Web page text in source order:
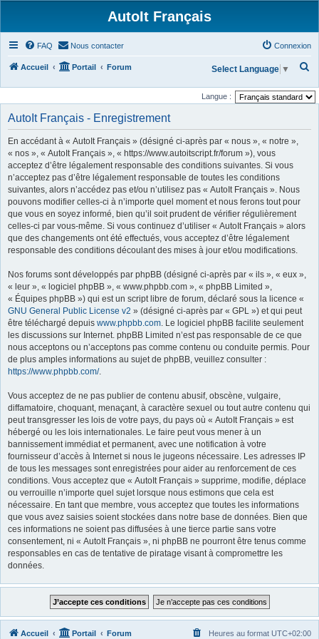
AutoIt Français
FAQ Nous contacter Connexion
Accueil Portail Forum
c
Select Language ▼
Langue :
AutoIt Français - Enregistrement
En accédant à « AutoIt Français » (désigné ci-après par « nous », « notre »,
« nos », « AutoIt Français », « https://www.autoitscript.fr/forum »), vous
acceptez d’être légalement responsable des conditions suivantes. Si vous
n’acceptez pas d’être légalement responsable de toutes les conditions
suivantes, alors n’accédez pas et/ou n’utilisez pas « AutoIt Français ». Nous
pouvons modifier celles-ci à n’importe quel moment et nous ferons tout pour
que vous en soyez informé, bien qu’il soit prudent de vérifier régulièrement
celles-ci par vous-même. Si vous continuez d’utiliser « AutoIt Français » alors
que des changements ont été effectués, vous acceptez d’être légalement
responsable des conditions découlant des mises à jour et/ou modifications.
Nos forums sont développés par phpBB (désigné ci-après par « ils », « eux »,
« leur », « logiciel phpBB », « www.phpbb.com », « phpBB Limited »,
« Équipes phpBB ») qui est un script libre de forum, déclaré sous la licence «
GNU General Public License v2 » (désigné ci-après par « GPL ») et qui peut
être téléchargé depuis www.phpbb.com. Le logiciel phpBB facilite seulement
les discussions sur Internet. phpBB Limited n’est pas responsable de ce que
nous acceptons ou n’acceptons pas comme contenu ou conduite permis. Pour
de plus amples informations au sujet de phpBB, veuillez consulter :
https://www.phpbb.com/.
Vous acceptez de ne pas publier de contenu abusif, obscène, vulgaire,
diffamatoire, choquant, menaçant, à caractère sexuel ou tout autre contenu qui
peut transgresser les lois de votre pays, du pays où « AutoIt Français » est
hébergé ou les lois internationales. Le faire peut vous mener à un
bannissement immédiat et permanent, avec une notification à votre
fournisseur d’accès à Internet si nous le jugeons nécessaire. Les adresses IP
de tous les messages sont enregistrées pour aider au renforcement de ces
conditions. Vous acceptez que « AutoIt Français » supprime, modifie, déplace
ou verrouille n’importe quel sujet lorsque nous estimons que cela est
nécessaire. En tant que membre, vous acceptez que toutes les informations
que vous avez saisies soient stockées dans notre base de données. Bien que
ces informations ne soient pas diffusées à une tierce partie sans votre
consentement, ni « AutoIt Français », ni phpBB ne pourront être tenus comme
responsables en cas de tentative de piratage visant à compromettre les
données.
Accueil Portail Forum Heures au format UTC+02:00